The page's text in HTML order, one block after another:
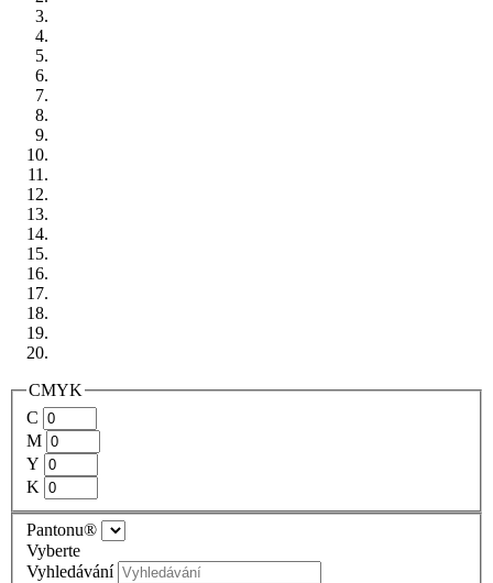
CMYK
C
M
Y
K
Pantonu®
Vyberte
Vyhledávání